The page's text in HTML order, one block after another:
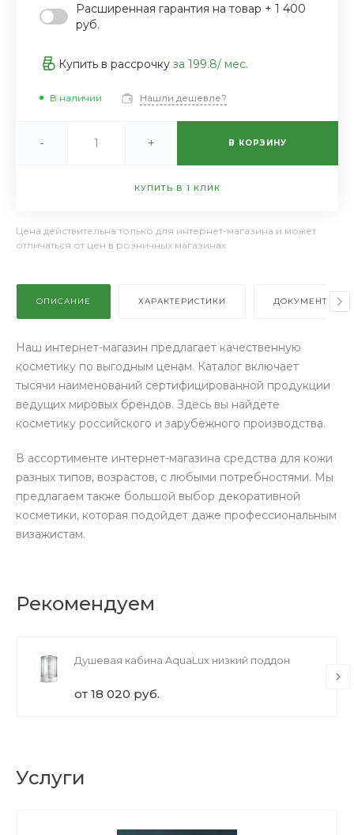
Расширенная гарантия на товар + 1 400
руб.
Купить в рассрочку за 199.8/ мес.
В наличии Нашли дешевле?
- + В КОРЗИНУ
КУПИТЬ В 1 КЛИК
Цена действительна только для интернет-магазина и может
отличаться от цен в розничных магазинах
ОПИСАНИЕ ХАРАКТЕРИСТИКИ ДОКУМЕНТЫ
Наш интернет-магазин предлагает качественную
косметику по выгодным ценам. Каталог включает
тысячи наименований сертифицированной продукции
ведущих мировых брендов. Здесь вы найдете
косметику российского и зарубежного производства.
В ассортименте интернет-магазина средства для кожи
разных типов, возрастов, с любыми потребностями. Мы
предлагаем также большой выбор декоративной
косметики, которая подойдет даже профессиональным
визажистам.
Рекомендуем
Душевая кабина AquaLux низкий поддон
от 18 020 руб.
Услуги